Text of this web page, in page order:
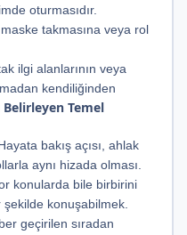
oturmasıdır.
takmasına veya rol
ilgi alanlarının veya
kendiliğinden
Temel
bakış açısı, ahlak
aynı hizada olması.
konularda bile birbirini
konuşabilmek.
geçirilen sıradan